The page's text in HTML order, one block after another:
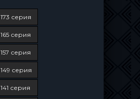
173 серия
165 серия
157 серия
149 серия
141 серия